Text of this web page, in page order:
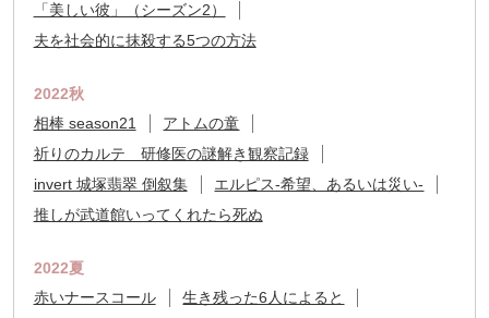
「美しい彼」（シーズン2）
夫を社会的に抹殺する5つの方法
2022秋
相棒 season21
アトムの童
祈りのカルテ 研修医の謎解き観察記録
invert 城塚翡翠 倒叙集
エルピス-希望、あるいは災い-
推しが武道館いってくれたら死ぬ
2022夏
赤いナースコール
生き残った6人によると